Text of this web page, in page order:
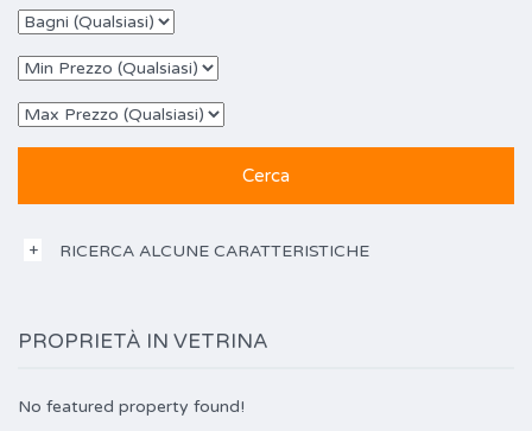
RICERCA ALCUNE CARATTERISTICHE
PROPRIETÀ IN VETRINA
No featured property found!